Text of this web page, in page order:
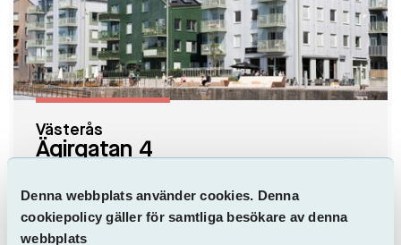
Denna webbplats använder cookies. Denna
cookiepolicy gäller för samtliga besökare av denna
webbplats
Västerås
Ägirgatan 4
Storlek:43 m²
Hyra:9144 kr
Våning:0